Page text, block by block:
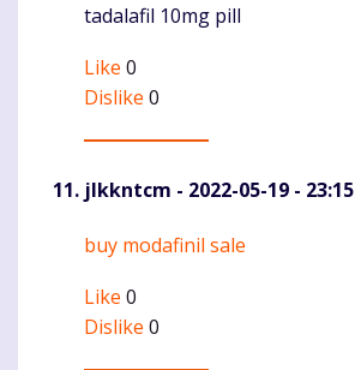
tadalafil 10mg pill
Like 0
Dislike 0
jlkkntcm - 2022-05-19 - 23:15
Komentaras
buy modafinil sale
Like 0
Dislike 0